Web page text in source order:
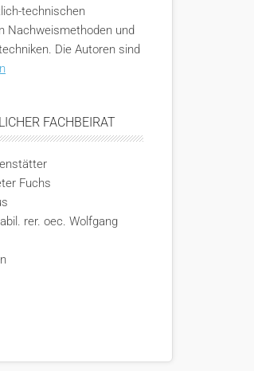
technischen
Nachweismethoden und
Die Autoren sind
FACHBEIRAT
Fuchs
rer. oec. Wolfgang